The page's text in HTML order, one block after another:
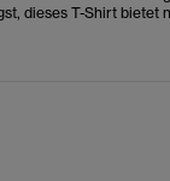
dieses T-Shirt bietet